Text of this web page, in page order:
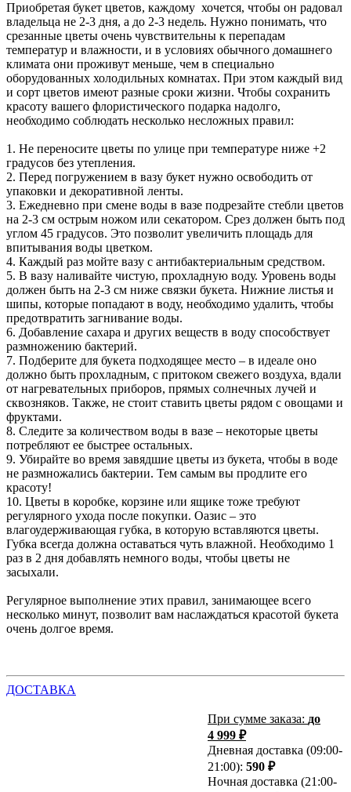
Приобретая букет цветов, каждому хочется, чтобы он радовал
владельца не 2-3 дня, а до 2-3 недель. Нужно понимать, что
срезанные цветы очень чувствительны к перепадам
температур и влажности, и в условиях обычного домашнего
климата они проживут меньше, чем в специально
оборудованных холодильных комнатах. При этом каждый вид
и сорт цветов имеют разные сроки жизни. Чтобы сохранить
красоту вашего флористического подарка надолго,
необходимо соблюдать несколько несложных правил:
1. Не переносите цветы по улице при температуре ниже +2
градусов без утепления.
2. Перед погружением в вазу букет нужно освободить от
упаковки и декоративной ленты.
3. Ежедневно при смене воды в вазе подрезайте стебли цветов
на 2-3 см острым ножом или секатором. Срез должен быть под
углом 45 градусов. Это позволит увеличить площадь для
впитывания воды цветком.
4. Каждый раз мойте вазу с антибактериальным средством.
5. В вазу наливайте чистую, прохладную воду. Уровень воды
должен быть на 2-3 см ниже связки букета. Нижние листья и
шипы, которые попадают в воду, необходимо удалить, чтобы
предотвратить загнивание воды.
6. Добавление сахара и других веществ в воду способствует
размножению бактерий.
7. Подберите для букета подходящее место – в идеале оно
должно быть прохладным, с притоком свежего воздуха, вдали
от нагревательных приборов, прямых солнечных лучей и
сквозняков. Также, не стоит ставить цветы рядом с овощами и
фруктами.
8. Следите за количеством воды в вазе – некоторые цветы
потребляют ее быстрее остальных.
9. Убирайте во время завядшие цветы из букета, чтобы в воде
не размножались бактерии. Тем самым вы продлите его
красоту!
10. Цветы в коробке, корзине или ящике тоже требуют
регулярного ухода после покупки. Оазис – это
влагоудерживающая губка, в которую вставляются цветы.
Губка всегда должна оставаться чуть влажной. Необходимо 1
раз в 2 дня добавлять немного воды, чтобы цветы не
засыхали.
Регулярное выполнение этих правил, занимающее всего
несколько минут, позволит вам наслаждаться красотой букета
очень долгое время.
ДОСТАВКА
При сумме заказа: до
4 999 ₽
Дневная доставка (09:00-
21:00): 590 ₽
Ночная доставка (21:00-